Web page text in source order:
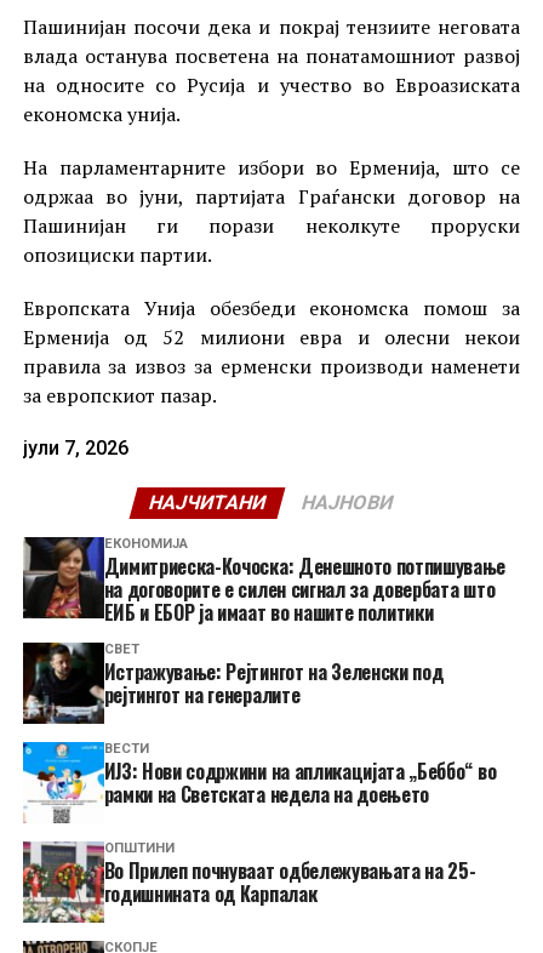
Пашинијан посочи дека и покрај тензиите неговата
влада останува посветена на понатамошниот развој
на односите со Русија и учество во Евроазиската
економска унија.
На парламентарните избори во Ерменија, што се
одржаа во јуни, партијата Граѓански договор на
Пашинијан ги порази неколкуте проруски
опозициски партии.
Европската Унија обезбеди економска помош за
Ерменија од 52 милиони евра и олесни некои
правила за извоз за ерменски производи наменети
за европскиот пазар.
јули 7, 2026
НАЈЧИТАНИ НАЈНОВИ
ЕКОНОМИЈА
Димитриеска-Кочоска: Денешното потпишување
на договорите е силен сигнал за довербата што
ЕИБ и ЕБОР ја имаат во нашите политики
СВЕТ
Истражување: Рејтингот на Зеленски под
рејтингот на генералите
ВЕСТИ
ИЈЗ: Нови содржини на апликацијата „Беббо“ во
рамки на Светската недела на доењето
ОПШТИНИ
Во Прилеп почнуваат одбележувањата на 25-
годишнината од Карпалак
СКОПЈЕ